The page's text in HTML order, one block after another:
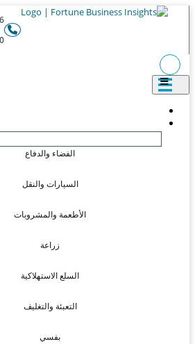
الفضاء والدفاع
السيارات والنقل
الأطعمة والمشروبات
زراعة
السلع الاستهلاكية
التعبئة والتغليف
بفسي